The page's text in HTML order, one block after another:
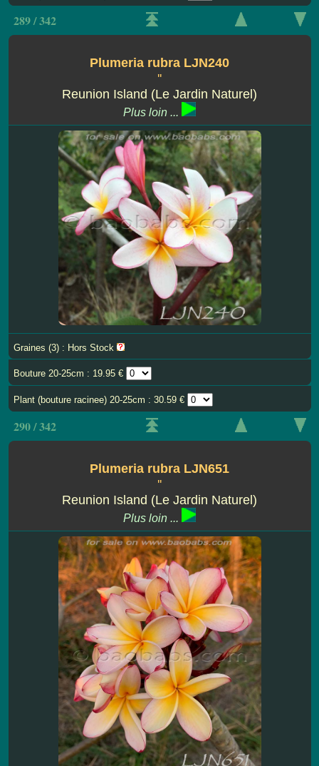
289 / 342
Plumeria rubra LJN240
''
Reunion Island (Le Jardin Naturel)
Plus loin ...
Graines (3) : Hors Stock
Bouture 20-25cm : 19.95 €
Plant (bouture racinee) 20-25cm : 30.59 €
290 / 342
Plumeria rubra LJN651
''
Reunion Island (Le Jardin Naturel)
Plus loin ...